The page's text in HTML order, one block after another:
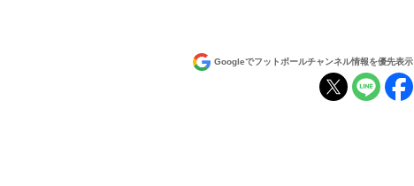
Googleでフットボールチャンネル情報を優先表示